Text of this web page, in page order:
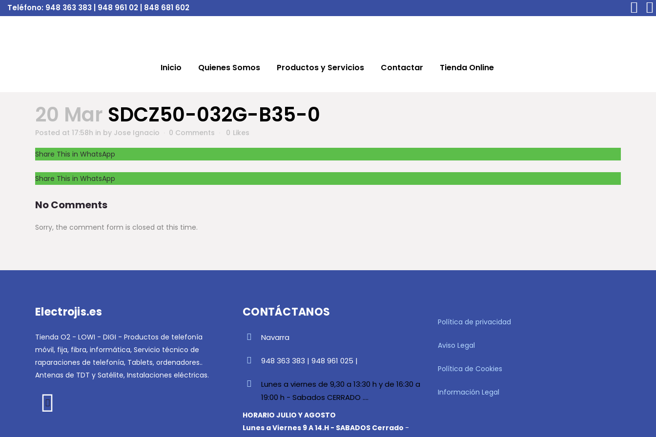
Teléfono: 948 363 383 | 948 961 02 | 848 681 602
Inicio Quienes Somos Productos y Servicios Contactar Tienda Online
20 Mar SDCZ50-032G-B35-0
Posted at 17:58h in by Jose Ignacio 0 Comments 0 Likes
Share This in WhatsApp
Share This in WhatsApp
No Comments
Sorry, the comment form is closed at this time.
Electrojis.es
Tienda O2 - LOWI - DIGI - Productos de telefonía
móvil, fija, fibra, informática, Servicio técnico de
raparaciones de telefonía, Tablets, ordenadores..
Antenas de TDT y Satélite, Instalaciones eléctricas.
CONTÁCTANOS
Navarra
948 363 383 | 948 961 025 |
Lunes a viernes de 9,30 a 13:30 h y de 16:30 a
19:00 h - Sabados CERRADO ....
HORARIO JULIO Y AGOSTO
Lunes a Viernes 9 A 14.H - SABADOS Cerrado -
Política de privacidad
Aviso Legal
Política de Cookies
Información Legal